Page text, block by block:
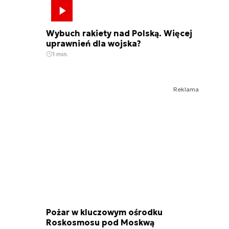
Wybuch rakiety nad Polską. Więcej
uprawnień dla wojska?
1 min.
Reklama
Pożar w kluczowym ośrodku
Roskosmosu pod Moskwą